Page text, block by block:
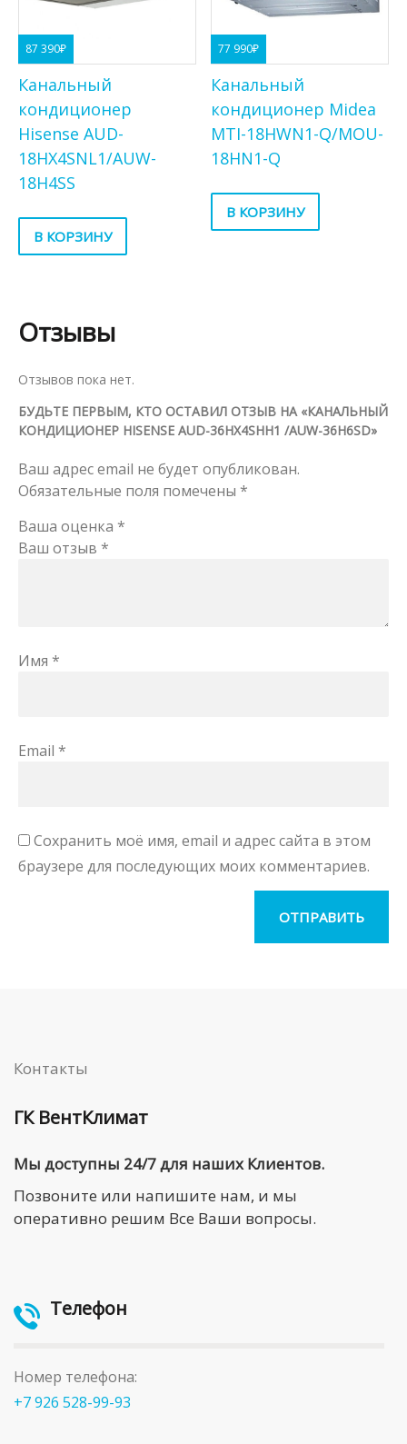
87 390₽
Канальный
кондиционер
Hisense AUD-
18HX4SNL1/AUW-
18H4SS
В КОРЗИНУ
77 990₽
Канальный
кондиционер Midea
MTI-18HWN1-Q/MOU-
18HN1-Q
В КОРЗИНУ
Отзывы
Отзывов пока нет.
БУДЬТЕ ПЕРВЫМ, КТО ОСТАВИЛ ОТЗЫВ НА «КАНАЛЬНЫЙ
КОНДИЦИОНЕР HISENSE AUD-36HX4SHH1 /AUW-36H6SD»
Ваш адрес email не будет опубликован.
Обязательные поля помечены *
Ваша оценка *
Ваш отзыв *
Имя *
Email *
Сохранить моё имя, email и адрес сайта в этом
браузере для последующих моих комментариев.
Контакты
ГК ВентКлимат
Мы доступны 24/7 для наших Клиентов.
Позвоните или напишите нам, и мы
оперативно решим Все Ваши вопросы.
Телефон
Номер телефона:
+7 926 528-99-93